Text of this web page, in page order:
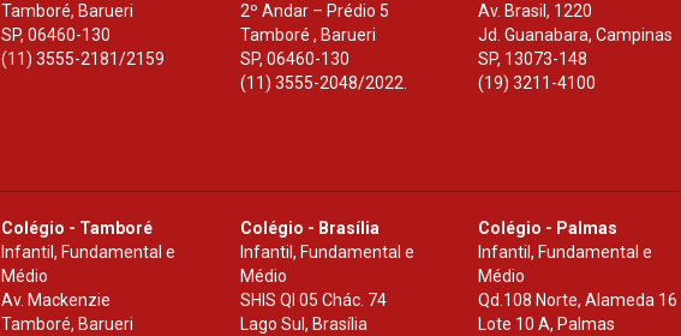
Tamboré, Barueri
SP,06460-130
(11) 3555-2181/2159
2º Andar – Prédio 5
Tamboré , Barueri
SP, 06460-130
(11) 3555-2048/2022.
Av. Brasil, 1220
Jd. Guanabara, Campinas
SP, 13073-148
(19) 3211-4100
Colégio - Tamboré
Infantil, Fundamental e
Médio
Av. Mackenzie
Tamboré, Barueri
Colégio - Brasília
Infantil, Fundamental e
Médio
SHIS Ql 05 Chác. 74
Lago Sul, Brasília
Colégio - Palmas
Infantil, Fundamental e
Médio
Qd.108 Norte, Alameda 16
Lote 10 A, Palmas